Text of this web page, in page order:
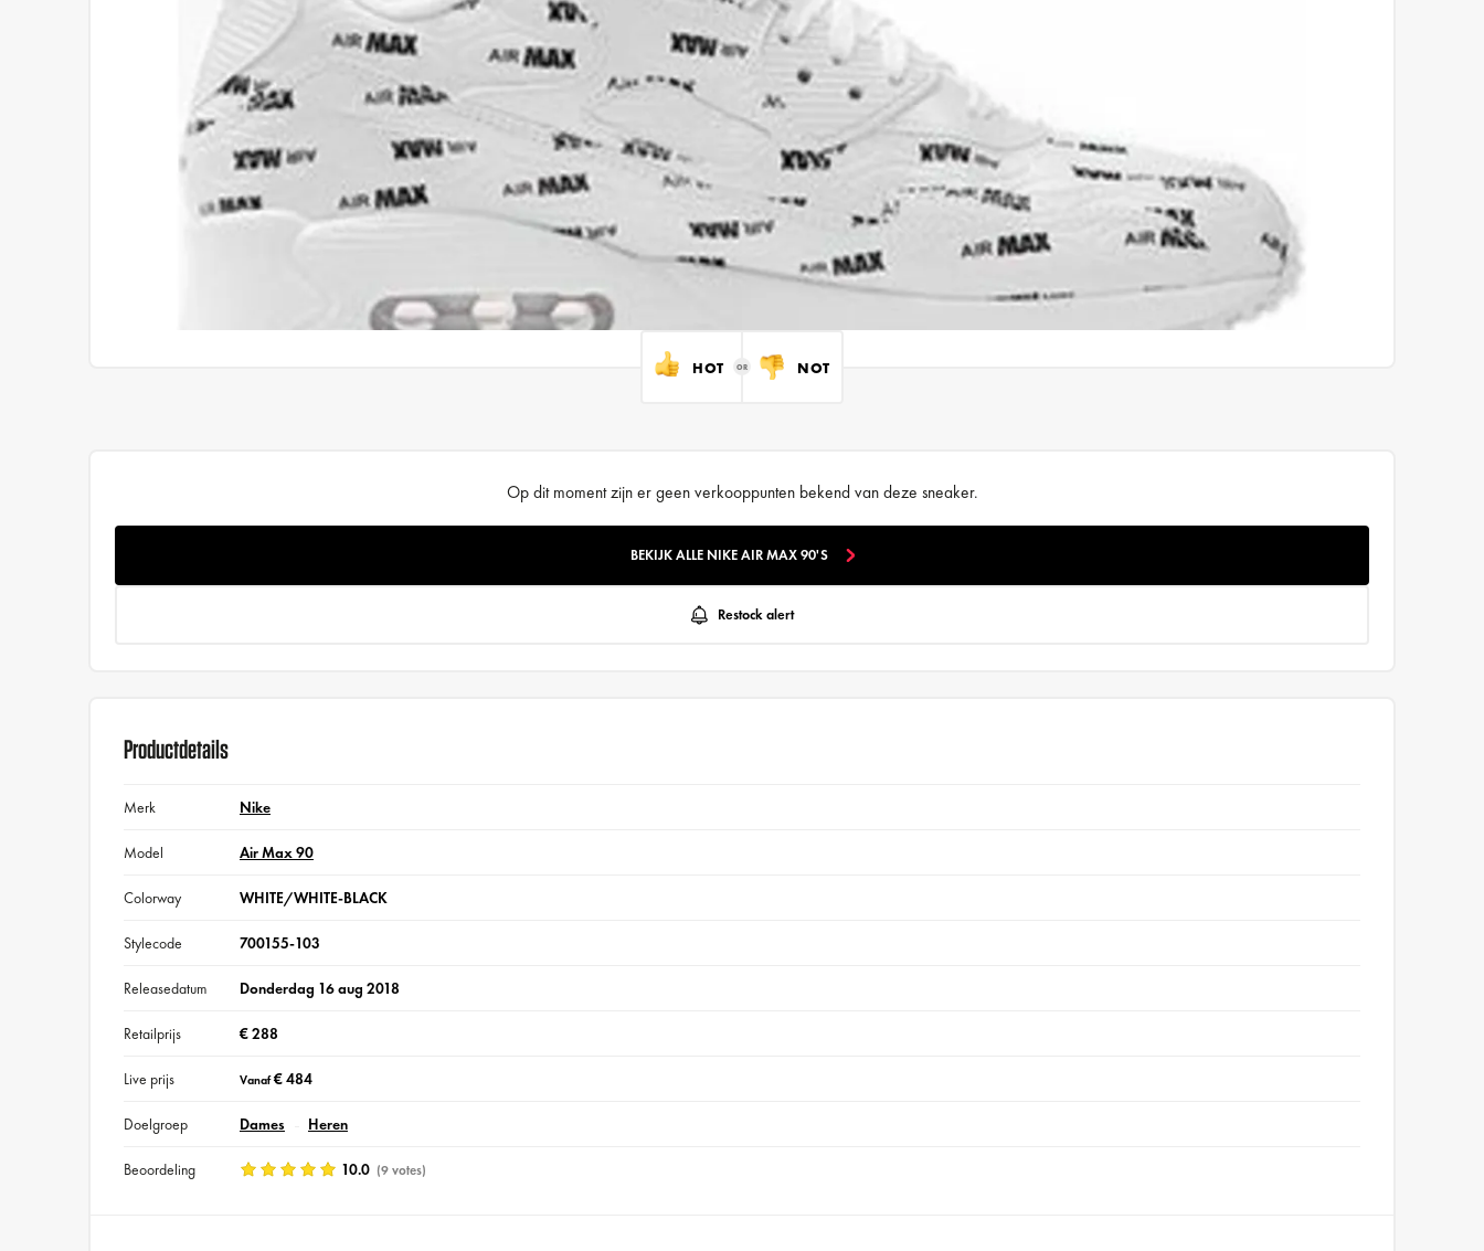
HOT NOT
Op dit moment zijn er geen verkooppunten bekend van deze sneaker.
BEKIJK ALLE NIKE AIR MAX 90'S
Restock alert
Productdetails
Merk Nike
Model Air Max 90
Colorway WHITE/WHITE-BLACK
Stylecode 700155-103
Releasedatum Donderdag 16 aug 2018
Retailprijs € 288
Live prijs Vanaf€ 484
Doelgroep Dames Heren
Beoordeling 10.0 (9 votes)